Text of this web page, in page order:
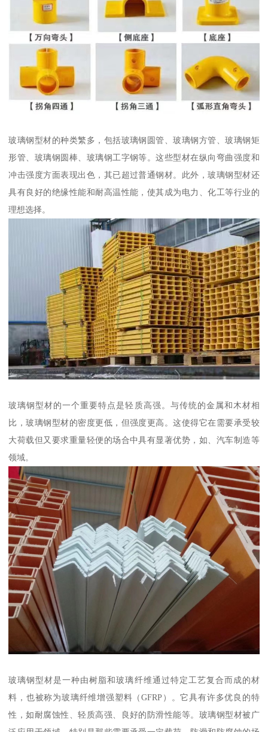
玻璃钢型材的种类繁多，包括玻璃钢圆管、玻璃钢方管、玻璃钢矩
形管、玻璃钢圆棒、玻璃钢工字钢等。这些型材在纵向弯曲强度和
冲击强度方面表现出色，其已超过普通钢材。此外，玻璃钢型材还
具有良好的绝缘性能和耐高温性能，使其成为电力、化工等行业的
理想选择。
玻璃钢型材的一个重要特点是轻质高强。与传统的金属和木材相
比，玻璃钢型材的密度更低，但强度更高。这使得它在需要承受较
大荷载但又要求重量轻便的场合中具有显著优势，如、汽车制造等
领域。
玻璃钢型材是一种由树脂和玻璃纤维通过特定工艺复合而成的材
料，也被称为玻璃纤维增强塑料（GFRP）。它具有许多优良的特
性，如耐腐蚀性、轻质高强、良好的防滑性能等。玻璃钢型材被广